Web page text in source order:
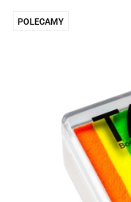
POLECAMY